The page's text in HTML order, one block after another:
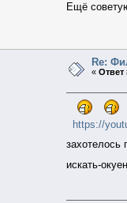
Ещё
Re:
«Ответ
https://
захотелось
искать-